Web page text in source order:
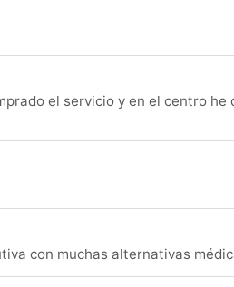
el servicio y en el centro
con muchas alternativas